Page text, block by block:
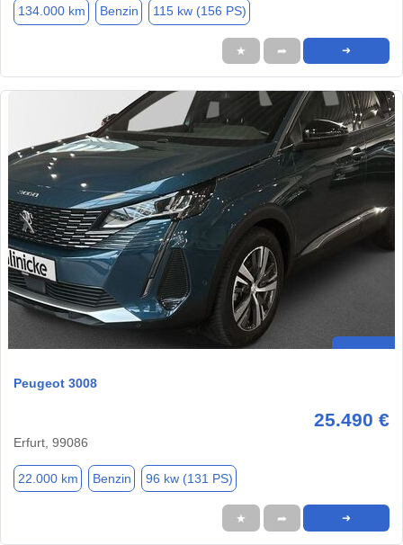
134.000 km Benzin 115 kw (156 PS)
★ ➦ ➜
Peugeot 3008
25.490 €
Erfurt, 99086
22.000 km Benzin 96 kw (131 PS)
★ ➦ ➜